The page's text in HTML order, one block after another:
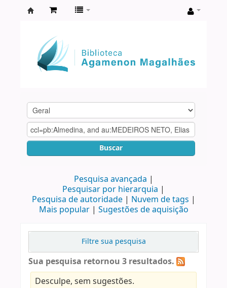
Agamenon
Magalhães
Buscar
Pesquisa avançada
Pesquisar por hierarquia
Pesquisa de autoridade
Nuvem de tags
Mais popular
Sugestões de aquisição
Filtre sua pesquisa
Sua pesquisa retornou 3 resultados.
Desculpe, sem sugestões.